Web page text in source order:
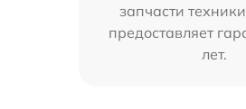
запчасти
предоставляет
лет.